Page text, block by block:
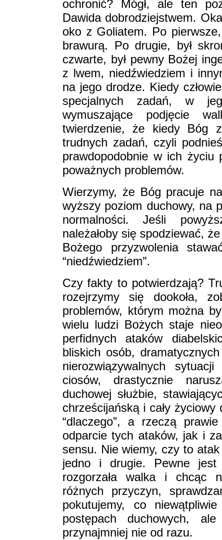
ochronić? Mógł, ale ten
Dawida dobrodziejstwem.
oko z Goliatem. Po
brawurą. Po drugie, był
czwarte, był pewny Bożej
z lwem, niedźwiedziem i
na jego drodze. Kiedy
specjalnych zadań, w
wymuszające podjęcie
twierdzenie, że kiedy Bóg
trudnych zadań, czyli
prawdopodobnie w ich
poważnych problemów.
Wierzymy, że Bóg pracuje
wyższy poziom duchowy, na
normalności. Jeśli
należałoby się spodziewać,
Bożego przyzwolenia
“niedźwiedziem”.
Czy fakty to potwierdzają?
rozejrzymy się dookoła,
problemów, którym można
wielu ludzi Bożych staje
perfidnych ataków
bliskich osób,
nierozwiązywalnych
ciosów, drastycznie
duchowej służbie,
chrześcijańską i cały
“dlaczego”, a rzeczą
odparcie tych ataków, jak i
sensu. Nie wiemy, czy to
jedno i drugie. Pewne jest
rozgorzała walka i chcąc
różnych przyczyn,
pokutujemy, co
postępach duchowych,
przynajmniej nie od razu.